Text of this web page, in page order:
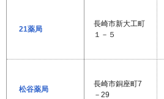
21薬局
長崎市新大工町
１－５
松谷薬局
長崎市銅座町7
－29